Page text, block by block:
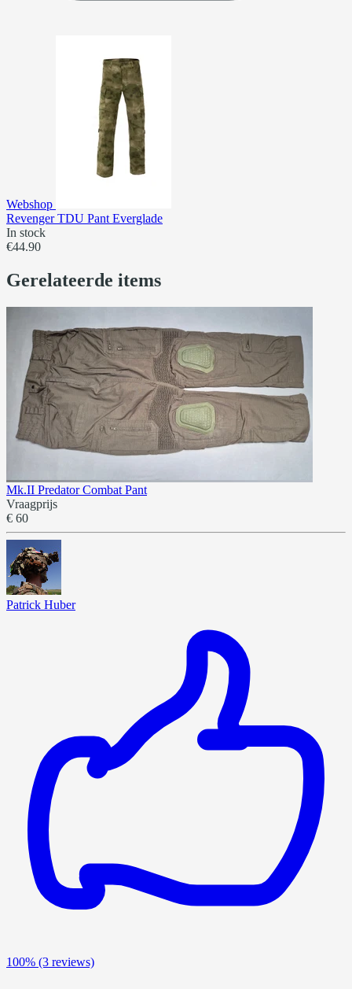
Webshop
Revenger TDU Pant Everglade
In stock
€44.90
Gerelateerde items
Mk.II Predator Combat Pant
Vraagprijs
€ 60
Patrick Huber
100% (3 reviews)